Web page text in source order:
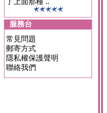
服務台
常見問題
郵寄方式
隱私權保護聲明
聯絡我們